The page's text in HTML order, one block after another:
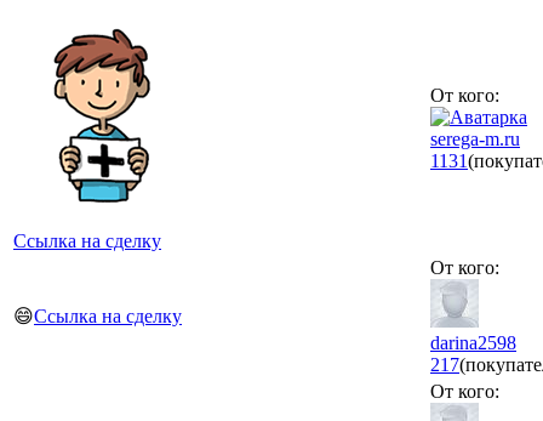
Ссылка на сделку
От кого:
serega-m.ru
1131
😄Ссылка на сделку
От кого:
darina2598
217
От кого: